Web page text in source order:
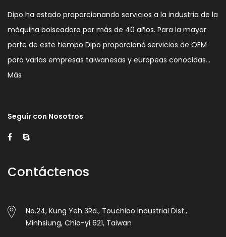
Dipo ha estado proporcionando servicios a la industria de la
máquina bolseadora por más de 40 años. Para la mayor
parte de este tiempo Dipo proporcionó servicios de OEM
para varias empresas taiwanesas y europeas conocidas…
Más
Seguir con Nosotros
Contáctenos
No.24, Kung Yeh 3Rd., Touchiao Industrial Dist.,
Minhsiung, Chia-yi 621, Taiwan